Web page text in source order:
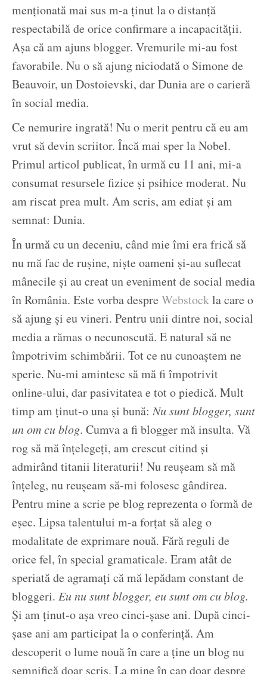
menționată mai sus m-a ținut la o distanță
respectabilă de orice confirmare a incapacității.
Așa că am ajuns blogger. Vremurile mi-au fost
favorabile. Nu o să ajung niciodată o Simone de
Beauvoir, un Dostoievski, dar Dunia are o carieră
în social media.
Ce nemurire ingrată! Nu o merit pentru că eu am
vrut să devin scriitor. Încă mai sper la Nobel.
Primul articol publicat, în urmă cu 11 ani, mi-a
consumat resursele fizice și psihice moderat. Nu
am riscat prea mult. Am scris, am ediat și am
semnat: Dunia.
În urmă cu un deceniu, când mie îmi era frică să
nu mă fac de rușine, niște oameni și-au suflecat
mânecile și au creat un eveniment de social media
în România. Este vorba despre Webstockla care o
să ajung și eu vineri. Pentru unii dintre noi, social
media a rămas o necunoscută. E natural să ne
împotrivim schimbării. Tot ce nu cunoaștem ne
sperie. Nu-mi amintesc să mă fi împotrivit
online-ului, dar pasivitatea e tot o piedică. Mult
timp am ținut-o una și bună:Nu sunt blogger, sunt
un om cu blog. Cumva a fi blogger mă insulta. Vă
rog să mă înțelegeți, am crescut citind și
admirând titanii literaturii! Nu reușeam să mă
înțeleg, nu reușeam să-mi folosesc gândirea.
Pentru mine a scrie pe blog reprezenta o formă de
eșec. Lipsa talentului m-a forțat să aleg o
modalitate de exprimare nouă. Fără reguli de
orice fel, în special gramaticale. Eram atât de
speriată de agramați că mă lepădam constant de
bloggeri. Eu nu sunt blogger, eu sunt om cu blog.
Și am ținut-o așa vreo cinci-șase ani. După cinci-
șase ani am participat la o conferință. Am
descoperit o lume nouă în care a ține un blog nu
semnifică doar scris. La mine în cap doar despre